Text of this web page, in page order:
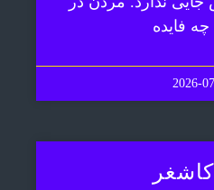
فایده
2026-